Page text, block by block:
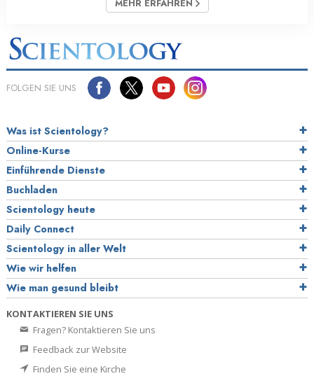
MEHR ERFAHREN
FOLGEN SIE UNS
Was ist Scientology?
Online-Kurse
Einführende Dienste
Buchladen
Scientology heute
Daily Connect
Scientology in aller Welt
Wie wir helfen
Wie man gesund bleibt
KONTAKTIEREN SIE UNS
Fragen? Kontaktieren Sie uns
Feedback zur Website
Finden Sie eine Kirche